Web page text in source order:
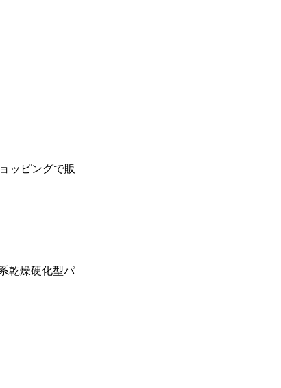
ッピングで販
乾燥硬化型パ